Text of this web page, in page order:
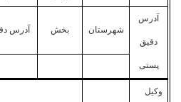
آدرس
دقیق
پستی
شهرستان بخش آدرس
وکیل